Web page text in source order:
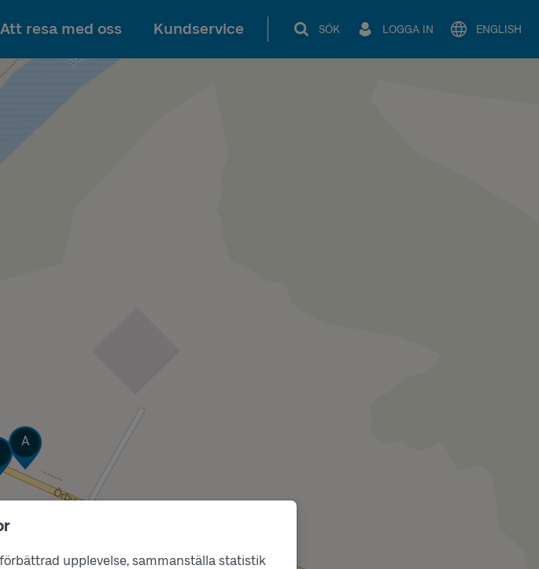
upplevelse, sammanställa statistik
Till innehållet
Att resa med oss Kundservice SÖK LOGGA IN ENGLISH
Läge
A